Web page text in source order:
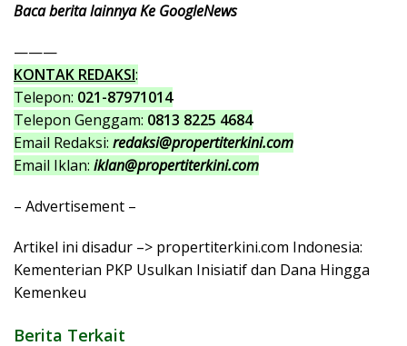
Baca berita lainnya Ke GoogleNews
———
KONTAK REDAKSI:
Telepon: 021-87971014
Telepon Genggam: 0813 8225 4684
Email Redaksi: redaksi@propertiterkini.com
Email Iklan: iklan@propertiterkini.com
– Advertisement –
Artikel ini disadur –> propertiterkini.com Indonesia:
Kementerian PKP Usulkan Inisiatif dan Dana Hingga
Kemenkeu
Berita Terkait